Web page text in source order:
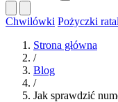
Chwilówki Pożyczki
Strona główna
/
Blog
/
Jak sprawdzić